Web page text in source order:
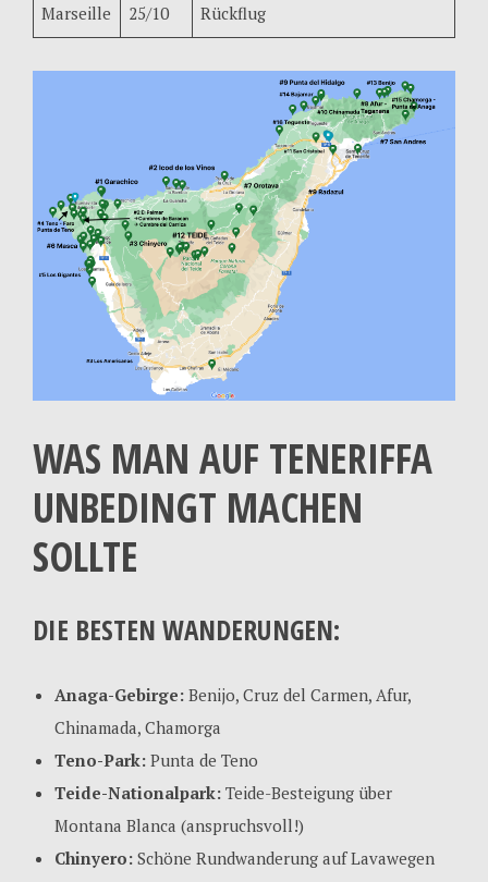
Marseille 25/10 Rückflug
WAS MAN AUF TENERIFFA
UNBEDINGT MACHEN
SOLLTE
DIE BESTEN WANDERUNGEN:
Anaga-Gebirge:Benijo, Cruz del Carmen, Afur,
Chinamada, Chamorga
Teno-Park:Punta de Teno
Teide-Nationalpark:Teide-Besteigung über
Montana Blanca (anspruchsvoll!)
Chinyero:Schöne Rundwanderung auf Lavawegen